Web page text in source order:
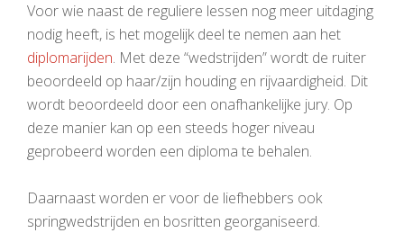
Voor wie naast de reguliere lessen nog meer uitdaging
nodig heeft, is het mogelijk deel te nemen aan het
diplomarijden. Met deze “wedstrijden” wordt de ruiter
beoordeeld op haar/zijn houding en rijvaardigheid. Dit
wordt beoordeeld door een onafhankelijke jury. Op
deze manier kan op een steeds hoger niveau
geprobeerd worden een diploma te behalen.
Daarnaast worden er voor de liefhebbers ook
springwedstrijden en bosritten georganiseerd.